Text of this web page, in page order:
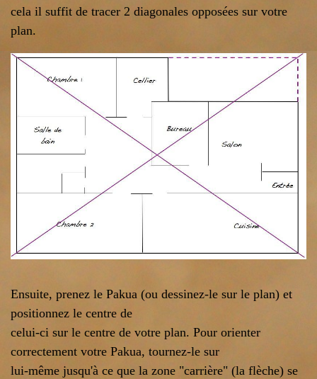
cela il suffit de tracer 2 diagonales opposées sur votre
plan.
Ensuite, prenez le Pakua (ou dessinez-le sur le plan) et
positionnez le centre de
celui-ci sur le centre de votre plan. Pour orienter
correctement votre Pakua, tournez-le sur
lui-même jusqu'à ce que la zone "carrière" (la flèche) se